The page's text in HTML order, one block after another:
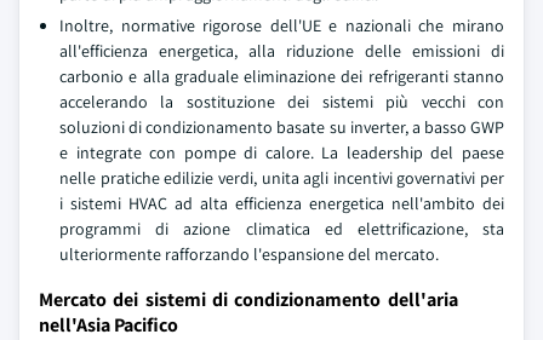
Inoltre, normative rigorose dell'UE e nazionali che mirano
all'efficienza energetica, alla riduzione delle emissioni di
carbonio e alla graduale eliminazione dei refrigeranti stanno
accelerando la sostituzione dei sistemi più vecchi con
soluzioni di condizionamento basate su inverter, a basso GWP
e integrate con pompe di calore. La leadership del paese
nelle pratiche edilizie verdi, unita agli incentivi governativi per
i sistemi HVAC ad alta efficienza energetica nell'ambito dei
programmi di azione climatica ed elettrificazione, sta
ulteriormente rafforzando l'espansione del mercato.
Mercato dei sistemi di condizionamento dell'aria
nell'Asia Pacifico